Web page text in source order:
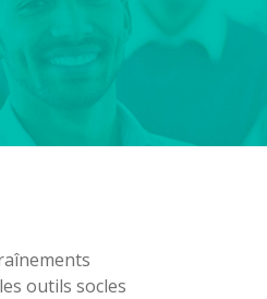
outils socles